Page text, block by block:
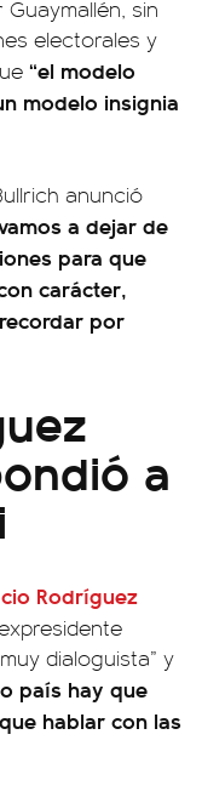
sin
electorales y
“el modelo
modelo insignia
anunció
a dejar de
para que
carácter,
por
a
Rodríguez
dialoguista” y
país hay que
hablar con las